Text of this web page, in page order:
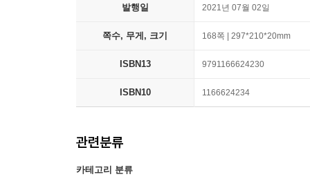
발행일 2021년 07월 02일
쪽수, 무게, 크기 168쪽 | 297*210*20mm
ISBN13 9791166624230
ISBN10 1166624234
관련분류
카테고리 분류